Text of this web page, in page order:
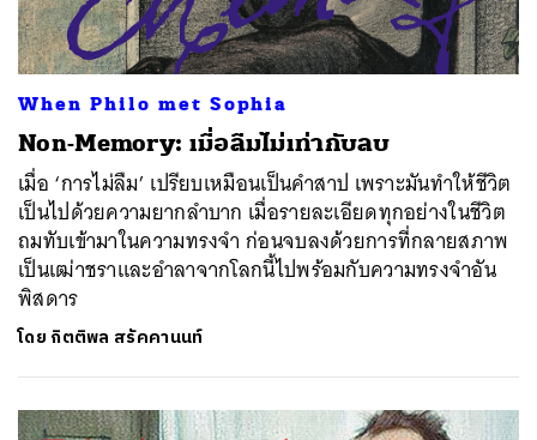
When Philo met Sophia
Non-Memory: เมื่อลืมไม่เท่ากับลบ
เมื่อ ‘การไม่ลืม’ เปรียบเหมือนเป็นคำสาป เพราะมันทำให้ชีวิต
เป็นไปด้วยความยากลำบาก เมื่อรายละเอียดทุกอย่างในชีวิต
ถมทับเข้ามาในความทรงจำ ก่อนจบลงด้วยการที่กลายสภาพ
เป็นเฒ่าชราและอำลาจากโลกนี้ไปพร้อมกับความทรงจำอัน
พิสดาร
โดย กิตติพล สรัคคานนท์
SHARE TWEET LINE EMAIL